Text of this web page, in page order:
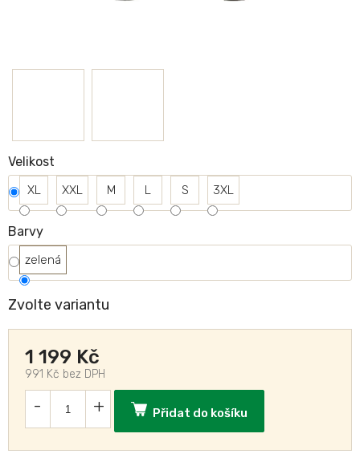
Zvolte variantu
Velikost
XL XXL M L S 3XL
Barvy
zelená
1 199 Kč
991 Kč bez DPH
Přidat do košíku